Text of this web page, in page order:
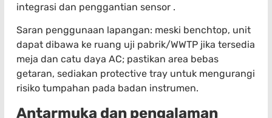
integrasi dan penggantian sensor .
Saran penggunaan lapangan: meski benchtop, unit
dapat dibawa ke ruang uji pabrik/WWTP jika tersedia
meja dan catu daya AC; pastikan area bebas
getaran, sediakan protective tray untuk mengurangi
risiko tumpahan pada badan instrumen.
Antarmuka dan pengalaman